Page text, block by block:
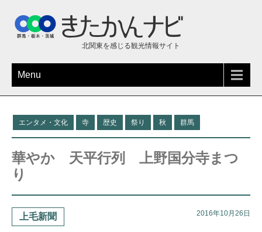
北関東を感じる観光情報サイト
Menu
エンタメ・文化 寺 歴史 祭り 秋 群馬
華やか 天平行列 上野国分寺まつ
り
上毛新聞 2016年10月26日